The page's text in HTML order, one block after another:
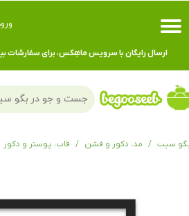
حساب کاربری من
تغییر گذر واژه
سفارشات
ارسال رایگان با سرویس ماهِکس، برای سفارشات بیش تر از ۲۵
سیب مد، دکور و فشن قاب، پوستر و دکور